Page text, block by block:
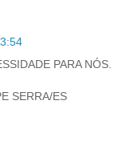
PARA NÓS.
SERRA/ES